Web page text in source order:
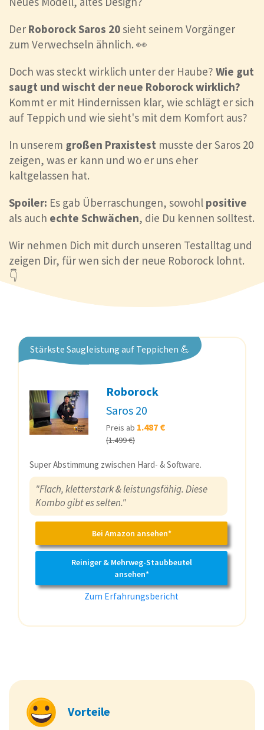
Der Roborock Saros 20sieht seinem Vorgänger
zum Verwechseln ähnlich. 👀
Doch was steckt wirklich unter der Haube? Wie gut
saugt und wischt der neue Roborock wirklich?
Kommt er mit Hindernissen klar, wie schlägt er sich
auf Teppich und wie sieht's mit dem Komfort aus?
In unserem großen Praxistest musste der Saros 20
zeigen, was er kann und wo er uns eher
kaltgelassen hat.
Spoiler: Es gab Überraschungen, sowohl positive
als auch echte Schwächen, die Du kennen solltest.
Wir nehmen Dich mit durch unseren Testalltag und
zeigen Dir, für wen sich der neue Roborock lohnt.
👇
Stärkste Saugleistung auf Teppichen 💪
Roborock
Saros 20
Preis ab 1.487 €
(1.499 €)
Super Abstimmung zwischen Hard- & Software.
"Flach, kletterstark & leistungsfähig. Diese
Kombo gibt es selten."
Bei Amazon ansehen*
Reiniger & Mehrweg-Staubbeutel
ansehen*
Zum Erfahrungsbericht
Vorteile